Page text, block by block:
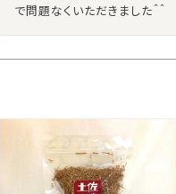
で問題なくいただきました＾＾